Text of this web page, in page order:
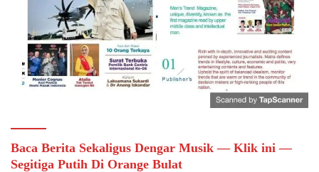
Baca Berita Sekaligus Dengar Musik — Klik ini —
Segitiga Putih Di Orange Bulat